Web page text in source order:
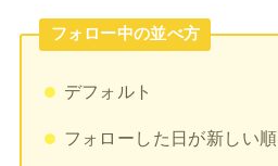
フォロー中の並べ方
デフォルト
フォローした日が新しい順